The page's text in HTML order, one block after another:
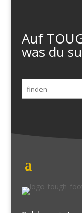
Auf
was du
Suchen
nach: